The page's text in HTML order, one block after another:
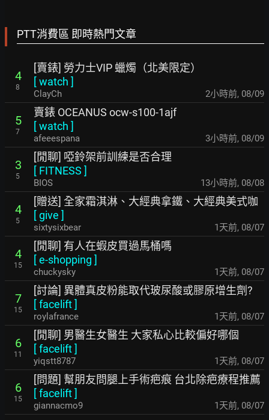
PTT消費區 即時熱門文章
4
8
[賣錶] 勞力士VIP 蠟燭（北美限定）
[watch ]
ClayCh 2小時前, 08/09
5
7
賣錶 OCEANUS ocw-s100-1ajf
[watch ]
afeeespana 3小時前, 08/09
3
5
[閒聊] 啞鈴架前訓練是否合理
[ FITNESS ]
BIOS 13小時前, 08/08
4
5
[贈送] 全家霜淇淋、大經典拿鐵、大經典美式咖
[give ]
sixtysixbear 1天前, 08/07
4
15
[閒聊] 有人在蝦皮買過馬桶嗎
[e-shopping ]
chuckysky 1天前, 08/07
7
15
[討論] 異體真皮粉能取代玻尿酸或膠原增生劑?
[facelift]
roylafrance 1天前, 08/07
6
11
[閒聊] 男醫生女醫生 大家私心比較偏好哪個
[facelift]
yiqstt8787 1天前, 08/07
6
15
[問題] 幫朋友問腿上手術疤痕 台北除疤療程推薦
[facelift]
giannacmo9 1天前, 08/07